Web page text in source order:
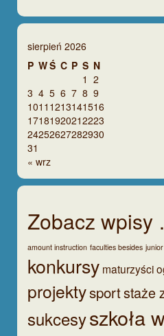
sierpień 2026
P WŚ C P S N
1 2
3 4 5 6 7 8 9
1011 1213141516
17181920212223
24252627282930
31
« wrz
Zobacz
amount instruction faculties besides junior
konkursy maturzyści
projektysportstaże
sukcesyszkoła